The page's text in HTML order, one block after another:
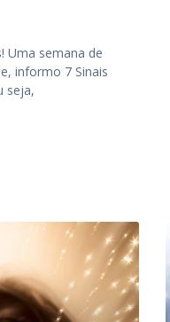
Uma semana de
informo 7 Sinais
seja,